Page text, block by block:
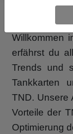
Willkommen
erfährst du
Trends und
Tankkarten
TND. Unsere
Vorteile der
Optimierung